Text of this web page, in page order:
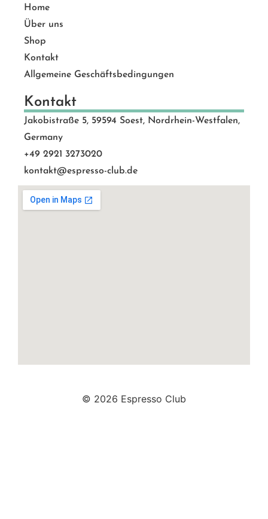
Home
Über uns
Shop
Kontakt
Allgemeine Geschäftsbedingungen
Kontakt
Jakobistraße 5, 59594 Soest, Nordrhein-Westfalen,
Germany
+49 2921 3273020
kontakt@espresso-club.de
© 2026 Espresso Club